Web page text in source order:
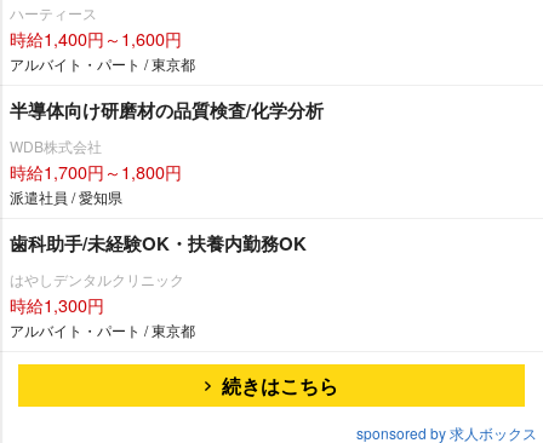
ハーティース
時給1,400円～1,600円
アルバイト・パート / 東京都
半導体向け研磨材の品質検査/化学分析
WDB株式会社
時給1,700円～1,800円
派遣社員 / 愛知県
歯科助手/未経験OK・扶養内勤務OK
はやしデンタルクリニック
時給1,300円
アルバイト・パート / 東京都
続きはこちら
sponsored by 求人ボックス